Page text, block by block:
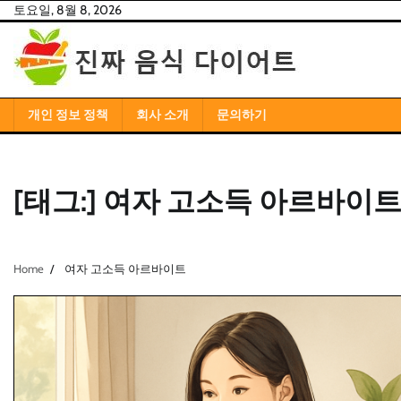
Skip
content
토요일, 8월 8, 2026
개인 정보 정책 회사 소개 문의하기
[태그:] 여자 고소득 아르바이트
Home 여자 고소득 아르바이트